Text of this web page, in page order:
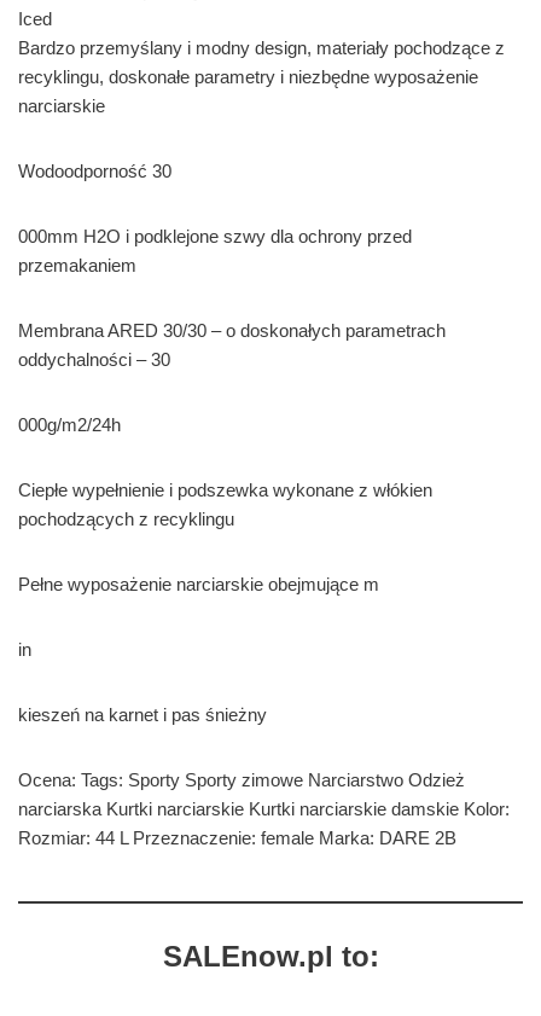
Iced
Bardzo przemyślany i modny design, materiały pochodzące z
recyklingu, doskonałe parametry i niezbędne wyposażenie
narciarskie
Wodoodporność 30
000mm H2O i podklejone szwy dla ochrony przed
przemakaniem
Membrana ARED 30/30 – o doskonałych parametrach
oddychalności – 30
000g/m2/24h
Ciepłe wypełnienie i podszewka wykonane z włókien
pochodzących z recyklingu
Pełne wyposażenie narciarskie obejmujące m
in
kieszeń na karnet i pas śnieżny
Ocena: Tags: Sporty Sporty zimowe Narciarstwo Odzież
narciarska Kurtki narciarskie Kurtki narciarskie damskie Kolor:
Rozmiar: 44 L Przeznaczenie: female Marka: DARE 2B
SALEnow.pl to: